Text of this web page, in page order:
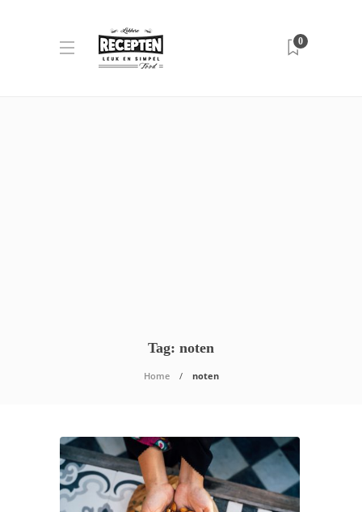
0
Tag: noten
Home noten